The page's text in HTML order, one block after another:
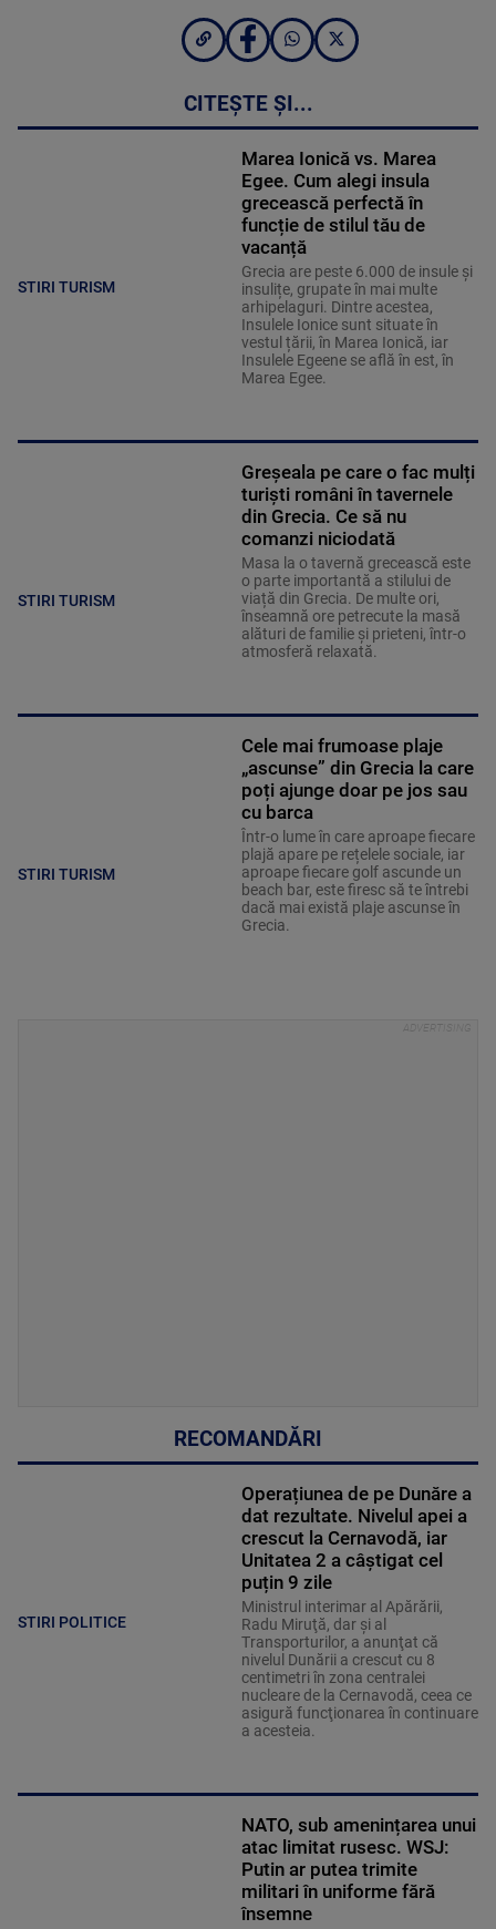
CITEȘTE ȘI...
STIRI TURISM
Marea Ionică vs. Marea
Egee. Cum alegi insula
grecească perfectă în
funcție de stilul tău de
vacanță
Grecia are peste 6.000 de insule și
insulițe, grupate în mai multe
arhipelaguri. Dintre acestea,
Insulele Ionice sunt situate în
vestul țării, în Marea Ionică, iar
Insulele Egeene se află în est, în
Marea Egee.
STIRI TURISM
Greșeala pe care o fac mulți
turiști români în tavernele
din Grecia. Ce să nu
comanzi niciodată
Masa la o tavernă grecească este
o parte importantă a stilului de
viață din Grecia. De multe ori,
înseamnă ore petrecute la masă
alături de familie și prieteni, într-o
atmosferă relaxată.
STIRI TURISM
Cele mai frumoase plaje
„ascunse” din Grecia la care
poți ajunge doar pe jos sau
cu barca
Într-o lume în care aproape fiecare
plajă apare pe rețelele sociale, iar
aproape fiecare golf ascunde un
beach bar, este firesc să te întrebi
dacă mai există plaje ascunse în
Grecia.
RECOMANDĂRI
STIRI POLITICE
Operațiunea de pe Dunăre a
dat rezultate. Nivelul apei a
crescut la Cernavodă, iar
Unitatea 2 a câștigat cel
puțin 9 zile
Ministrul interimar al Apărării,
Radu Miruţă, dar şi al
Transporturilor, a anunţat că
nivelul Dunării a crescut cu 8
centimetri în zona centralei
nucleare de la Cernavodă, ceea ce
asigură funcţionarea în continuare
a acesteia.
NATO, sub amenințarea unui
atac limitat rusesc. WSJ:
Putin ar putea trimite
militari în uniforme fără
însemne